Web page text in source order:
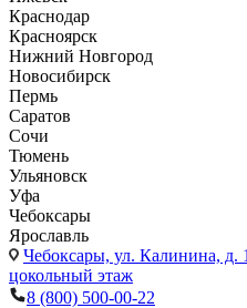
Краснодар
Красноярск
Нижний Новгород
Новосибирск
Пермь
Саратов
Сочи
Тюмень
Ульяновск
Уфа
Чебоксары
Ярославль
Чебоксары, ул. Калинина,
цокольный этаж
8 (800) 500-00-22